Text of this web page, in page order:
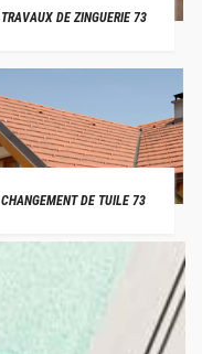
TRAVAUX DE ZINGUERIE 73
CHANGEMENT DE TUILE 73